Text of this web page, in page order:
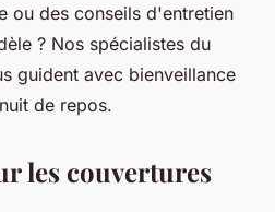
ou des conseils d'entretien
? Nos spécialistes du
guident avec bienveillance
de repos.
les couvertures